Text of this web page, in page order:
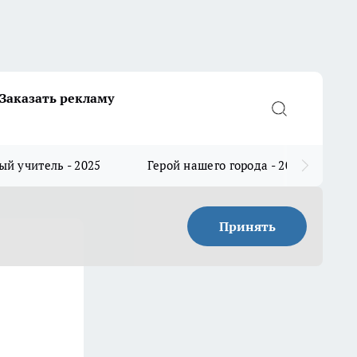
Заказать рекламу
учитель - 2025 Герой нашего города - 2025
Принять